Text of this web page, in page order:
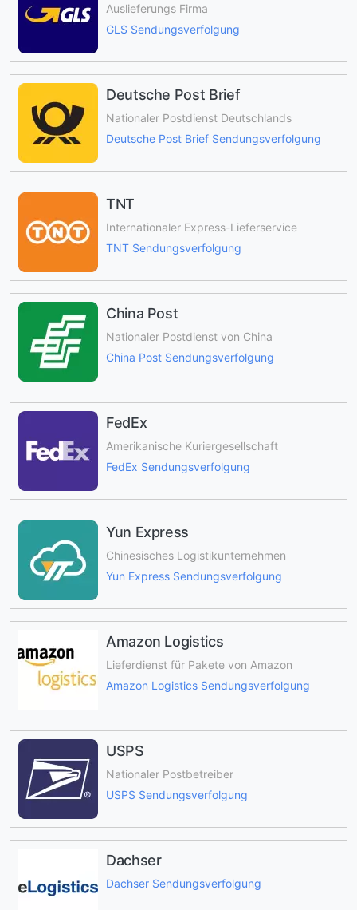
Auslieferungs Firma
GLS Sendungsverfolgung
Deutsche Post Brief
Nationaler Postdienst Deutschlands
Deutsche Post Brief Sendungsverfolgung
TNT
Internationaler Express-Lieferservice
TNT Sendungsverfolgung
China Post
Nationaler Postdienst von China
China Post Sendungsverfolgung
FedEx
Amerikanische Kuriergesellschaft
FedEx Sendungsverfolgung
Yun Express
Chinesisches Logistikunternehmen
Yun Express Sendungsverfolgung
Amazon Logistics
Lieferdienst für Pakete von Amazon
Amazon Logistics Sendungsverfolgung
USPS
Nationaler Postbetreiber
USPS Sendungsverfolgung
Dachser
Dachser Sendungsverfolgung